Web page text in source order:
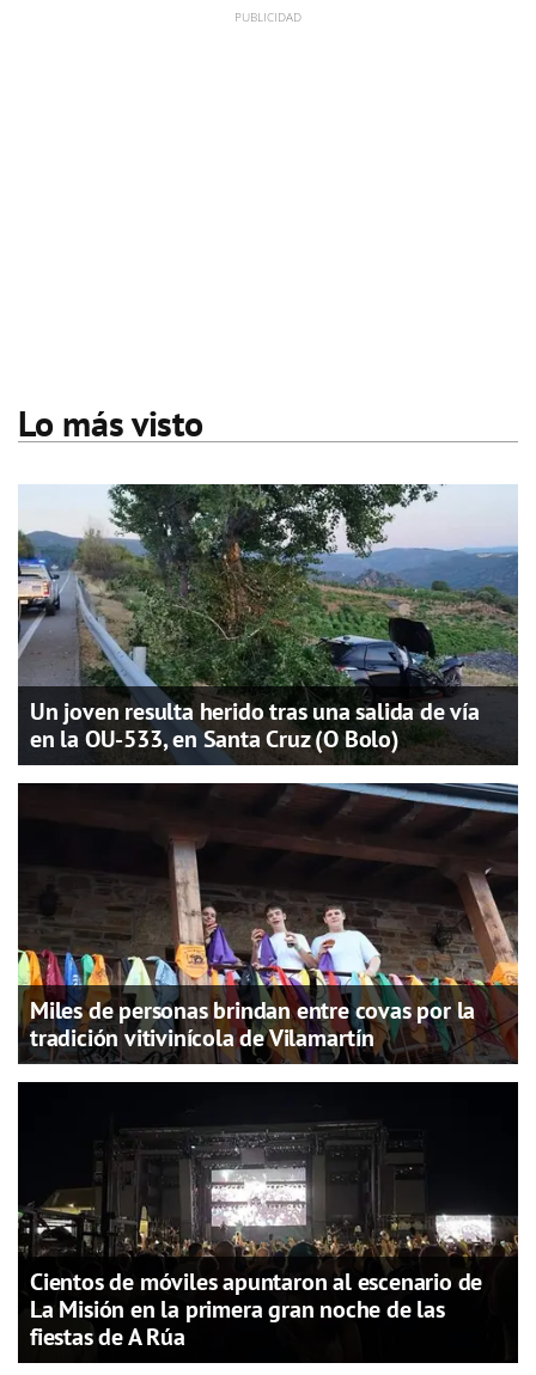
Lo más visto
Un joven resulta herido tras una salida de vía
en la OU-533, en Santa Cruz (O Bolo)
Miles de personas brindan entre covas por la
tradición vitivinícola de Vilamartín
Cientos de móviles apuntaron al escenario de
La Misión en la primera gran noche de las
fiestas de A Rúa